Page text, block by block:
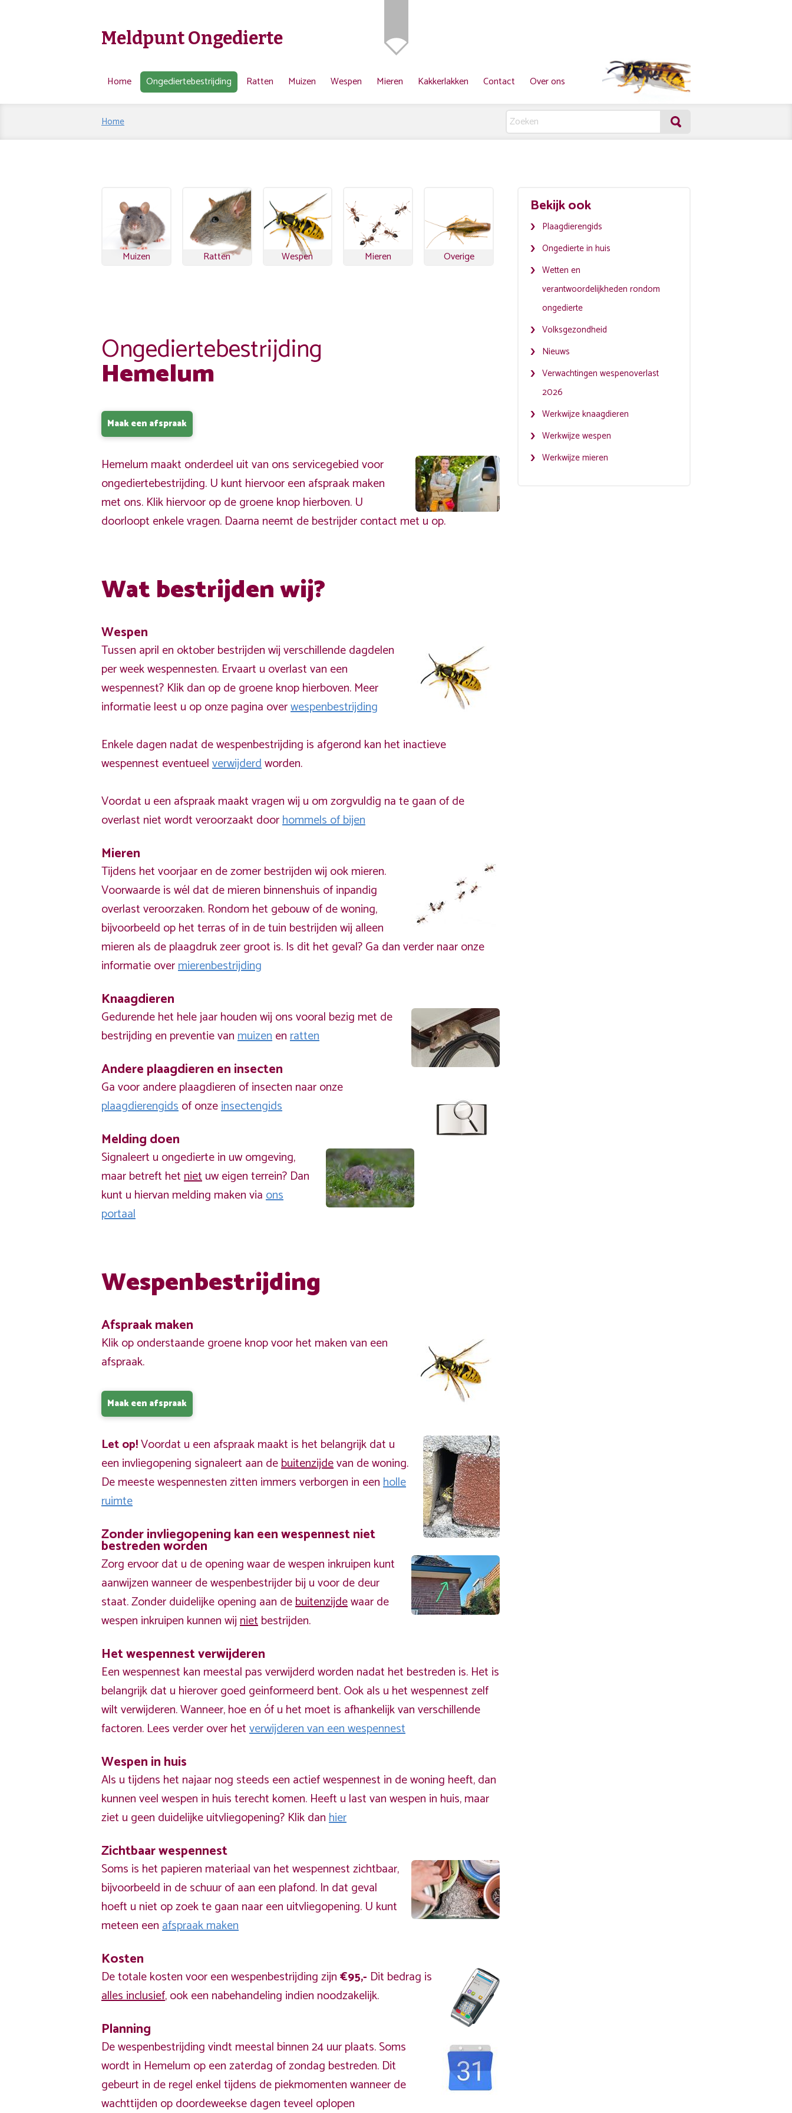
Meldpunt Ongedierte
Home Ongediertebestrijding Ratten Muizen Wespen Mieren Kakkerlakken Contact Over ons
Home
Muizen Ratten Wespen Mieren Overige
Ongediertebestrijding
Hemelum
Maak een afspraak
Hemelum maakt onderdeel uit van ons servicegebied voor
ongediertebestrijding. U kunt hiervoor een afspraak maken
met ons. Klik hiervoor op de groene knop hierboven. U
doorloopt enkele vragen. Daarna neemt de bestrijder contact met u op.
Wat bestrijden wij?
Wespen
Tussen april en oktober bestrijden wij verschillende dagdelen
per week wespennesten. Ervaart u overlast van een
wespennest? Klik dan op de groene knop hierboven. Meer
informatie leest u op onze pagina overwespenbestrijding
Enkele dagen nadat de wespenbestrijding is afgerond kan het inactieve
wespennest eventueelverwijderdworden.
Voordat u een afspraak maakt vragen wij u om zorgvuldig na te gaan of de
overlast niet wordt veroorzaakt doorhommels of bijen
Mieren
Tijdens het voorjaar en de zomer bestrijden wij ook mieren.
Voorwaarde is wél dat de mieren binnenshuis of inpandig
overlast veroorzaken. Rondom het gebouw of de woning,
bijvoorbeeld op het terras of in de tuin bestrijden wij alleen
mieren als de plaagdruk zeer groot is. Is dit het geval? Ga dan verder naar onze
informatie overmierenbestrijding
Knaagdieren
Gedurende het hele jaar houden wij ons vooral bezig met de
bestrijding en preventie vanmuizenenratten
Andere plaagdieren en insecten
Ga voor andere plaagdieren of insecten naar onze
plaagdierengidsof onzeinsectengids
Melding doen
Signaleert u ongedierte in uw omgeving,
maar betreft hetnietuw eigen terrein? Dan
kunt u hiervan melding maken viaons
portaal
Wespenbestrijding
Afspraak maken
Klik op onderstaande groene knop voor het maken van een
afspraak.
Maak een afspraak
Let op!Voordat u een afspraak maakt is het belangrijk dat u
een invliegopening signaleert aan debuitenzijdevan de woning.
De meeste wespennesten zitten immers verborgen in eenholle
ruimte
Zonder invliegopening kan een wespennest niet
bestreden worden
Zorg ervoor dat u de opening waar de wespen inkruipen kunt
aanwijzen wanneer de wespenbestrijder bij u voor de deur
staat. Zonder duidelijke opening aan debuitenzijdewaar de
wespen inkruipen kunnen wijnietbestrijden.
Het wespennest verwijderen
Een wespennest kan meestal pas verwijderd worden nadat het bestreden is. Het is
belangrijk dat u hierover goed geinformeerd bent. Ook als u het wespennest zelf
wilt verwijderen. Wanneer, hoe en óf u het moet is afhankelijk van verschillende
factoren. Lees verder over hetverwijderen van een wespennest
Wespen in huis
Als u tijdens het najaar nog steeds een actief wespennest in de woning heeft, dan
kunnen veel wespen in huis terecht komen. Heeft u last van wespen in huis, maar
ziet u geen duidelijke uitvliegopening? Klik danhier
Zichtbaar wespennest
Soms is het papieren materiaal van het wespennest zichtbaar,
bijvoorbeeld in de schuur of aan een plafond. In dat geval
hoeft u niet op zoek te gaan naar een uitvliegopening. U kunt
meteen eenafspraak maken
Kosten
De totale kosten voor een wespenbestrijding zijn€95,- Dit bedrag is
alles inclusief, ook een nabehandeling indien noodzakelijk.
Planning
De wespenbestrijding vindt meestal binnen 24 uur plaats. Soms
wordt in Hemelum op een zaterdag of zondag bestreden. Dit
gebeurt in de regel enkel tijdens de piekmomenten wanneer de
wachttijden op doordeweekse dagen teveel oplopen
Bekijk ook
Plaagdierengids
Ongedierte in huis
Wetten en
verantwoordelijkheden rondom
ongedierte
Volksgezondheid
Nieuws
Verwachtingen wespenoverlast
2026
Werkwijze knaagdieren
Werkwijze wespen
Werkwijze mieren